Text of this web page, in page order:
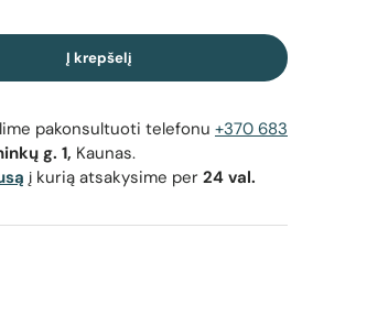
Į krepšelį
pakonsultuoti telefonu +370 683
g. 1, Kaunas.
į kurią atsakysime per 24 val.